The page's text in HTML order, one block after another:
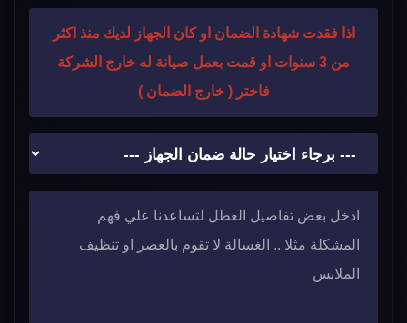
اذا فقدت شهادة الضمان او كان الجهاز لديك منذ اكثر
من 3 سنوات او قمت بعمل صيانة له خارج الشركة
فاختر ( خارج الضمان )